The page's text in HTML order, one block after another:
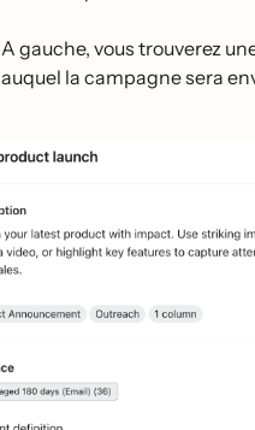
A gauche, vous trouverez
auquel la campagne sera